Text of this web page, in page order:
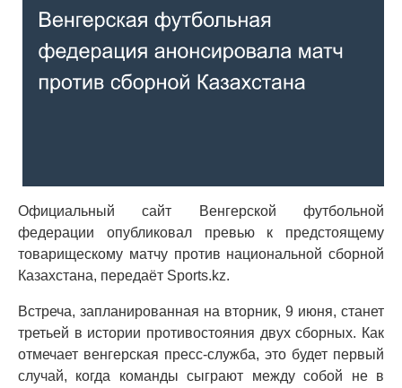
Официальный сайт Венгерской футбольной
федерации опубликовал превью к предстоящему
товарищескому матчу против национальной сборной
Казахстана, передаёт Sports.kz.
Встреча, запланированная на вторник, 9 июня, станет
третьей в истории противостояния двух сборных. Как
отмечает венгерская пресс-служба, это будет первый
случай, когда команды сыграют между собой не в